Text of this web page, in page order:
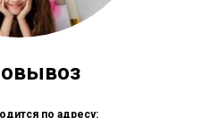
по адресу: